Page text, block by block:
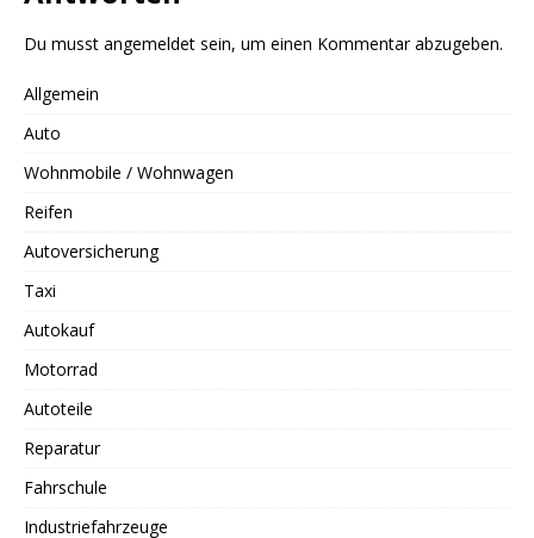
Du musst angemeldet sein, um einen Kommentar abzugeben.
Allgemein
Auto
Wohnmobile / Wohnwagen
Reifen
Autoversicherung
Taxi
Autokauf
Motorrad
Autoteile
Reparatur
Fahrschule
Industriefahrzeuge